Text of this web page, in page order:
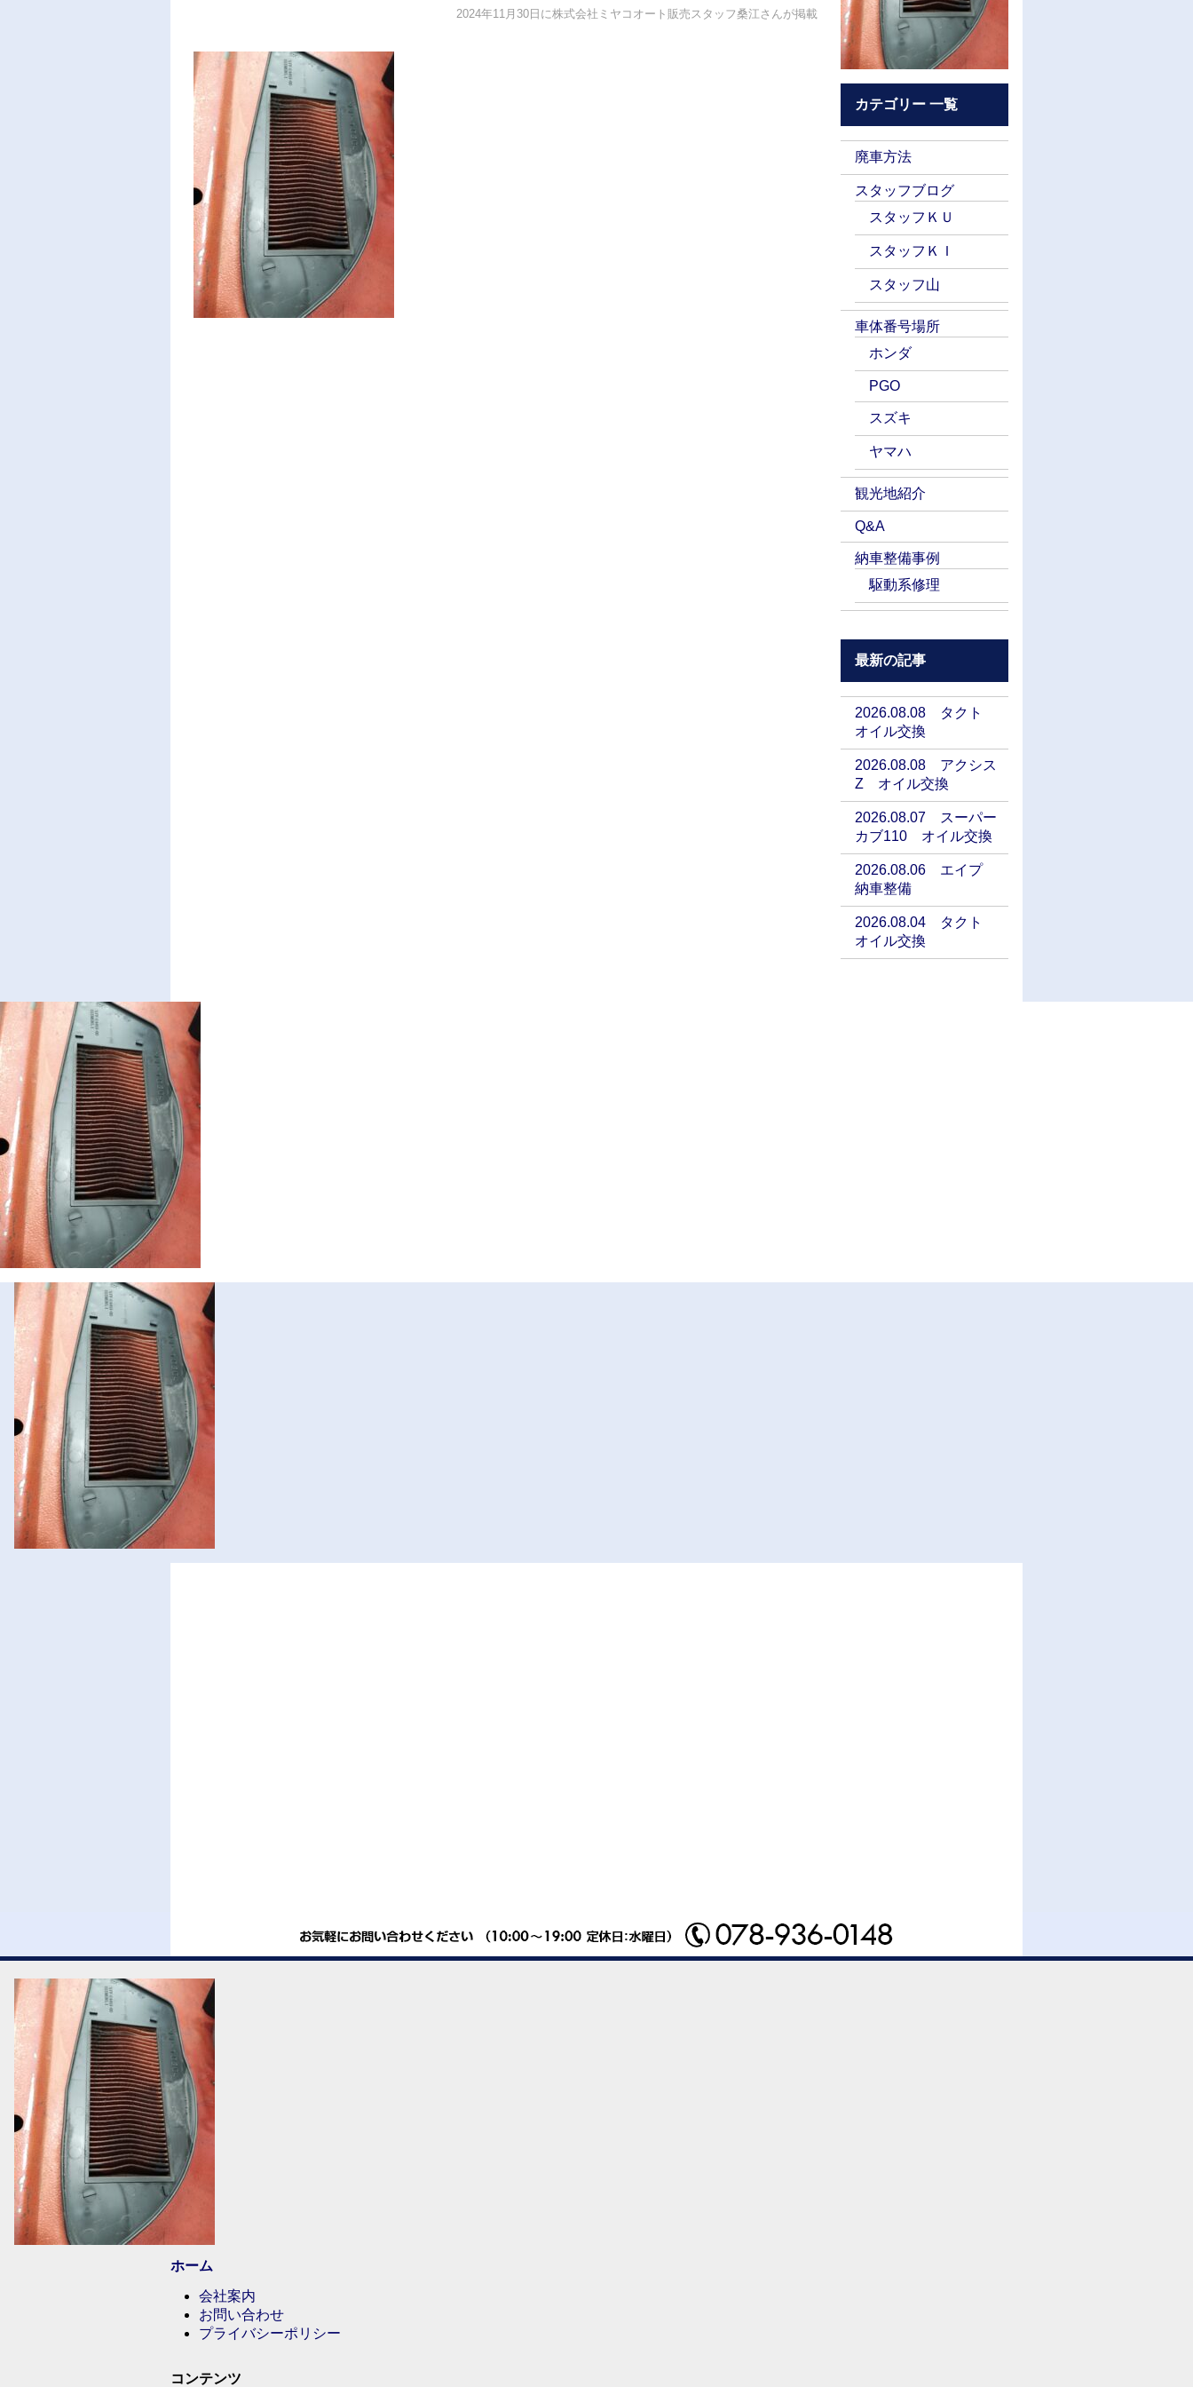
2024年11月30日に株式会社ミヤコオート販売スタッフ桑江さんが掲載
カテゴリー 一覧
廃車方法
スタッフブログ
スタッフＫＵ
スタッフＫＩ
スタッフ山
車体番号場所
ホンダ
PGO
スズキ
ヤマハ
観光地紹介
Q&A
納車整備事例
駆動系修理
最新の記事
2026.08.08 タクト
オイル交換
2026.08.08 アクシス
Z オイル交換
2026.08.07 スーパー
カブ110 オイル交換
2026.08.06 エイプ
納車整備
2026.08.04 タクト
オイル交換
ホーム
会社案内
お問い合わせ
プライバシーポリシー
コンテンツ